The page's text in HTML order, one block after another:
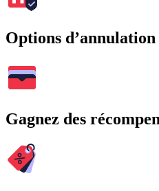
Options
Gagnez des